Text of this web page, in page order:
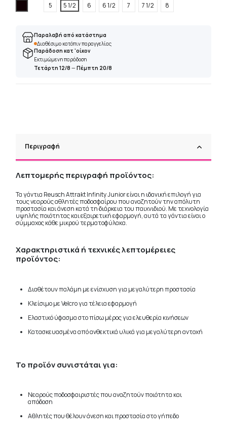
5
5 1/2 6 6 1/2 7 7 1/2 8
Παραλαβή από κατάστημα
Διαθέσιμο κατόπιν παραγγελίας
Παράδοση κατ 'οίκον
Εκτιμώμενη παράδοση
Τετάρτη 12/8 —Πέμπτη 20/8
Περιγραφή
Λεπτομερής περιγραφή προϊόντος:
Τα γάντια Reusch Attrakt Infinity Junior είναι η ιδανική επιλογή για
τους νεαρούς αθλητές ποδοσφαίρου που αναζητούν την απόλυτη
προστασία και άνεση κατά τη διάρκεια του παιχνιδιού. Με τεχνολογία
υψηλής ποιότητας και εξαιρετική εφαρμογή, αυτά τα γάντια είναι ο
σύμμαχος κάθε μικρού τερματοφύλακα.
Χαρακτηριστικά ή τεχνικές λεπτομέρειες
προϊόντος:
Διαθέτουν παλάμη με ενίσχυση για μεγαλύτερη προστασία
Κλείσιμο με Velcro για τέλεια εφαρμογή
Ελαστικό ύφασμα στο πίσω μέρος για ελευθερία κινήσεων
Κατασκευασμένα από ανθεκτικά υλικά για μεγαλύτερη αντοχή
Το προϊόν συνιστάται για:
Νεαρούς ποδοσφαιριστές που αναζητούν ποιότητα και
απόδοση
Αθλητές που θέλουν άνεση και προστασία στο γήπεδο